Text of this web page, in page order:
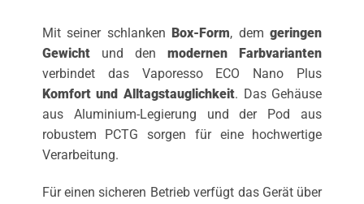
Mit seiner schlanken Box-Form, demgeringen
Gewichtund denmodernen Farbvarianten
verbindet das Vaporesso ECO Nano Plus
Komfort und Alltagstauglichkeit. Das Gehäuse
aus Aluminium-Legierung und der Pod aus
robustem PCTG sorgen für eine hochwertige
Verarbeitung.
Für einen sicheren Betrieb verfügt das Gerät über